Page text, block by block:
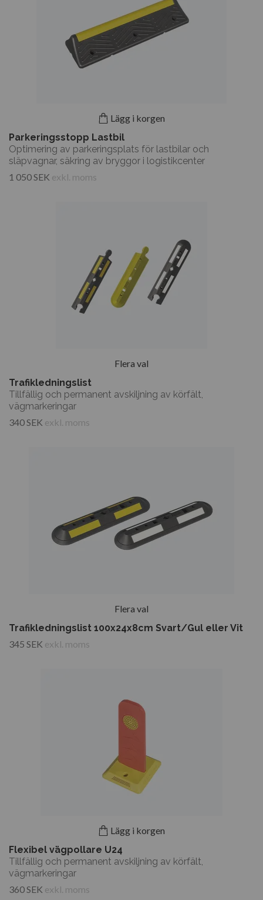
Lägg i korgen
Parkeringsstopp Lastbil
Optimering av parkeringsplats för lastbilar och
släpvagnar, säkring av bryggor i logistikcenter
1 050 SEK exkl. moms
Flera val
Trafikledningslist
Tillfällig och permanent avskiljning av körfält,
vägmarkeringar
340 SEK exkl. moms
Flera val
Trafikledningslist 100x24x8cm Svart/Gul eller Vit
345 SEK exkl. moms
Lägg i korgen
Flexibel vägpollare U24
Tillfällig och permanent avskiljning av körfält,
vägmarkeringar
360 SEK exkl. moms